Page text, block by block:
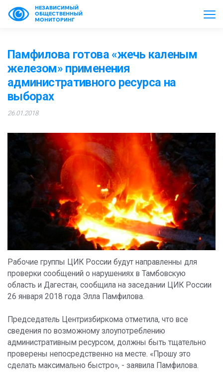
НЕЗАВИСИМЫЙ
ОБЩЕСТВЕННЫЙ
МОНИТОРИНГ
Памфилова готова «жечь каленым
железом» применения
административного ресурса на
выборах
26.01.2018
Рабочие группы ЦИК России будут направленны для
проверки сообщений о нарушениях в Тамбовскую
область и Дагестан, сообщила на заседании ЦИК России
26 января 2018 года Элла Памфилова.
Председатель Центризбиркома отметила, что все
сведения по возможному злоупотреблению
административным ресурсом, должны быть тщательно
проверены непосредственно на месте. «Прошу это
сделать максимально быстро», - заявила Памфилова.